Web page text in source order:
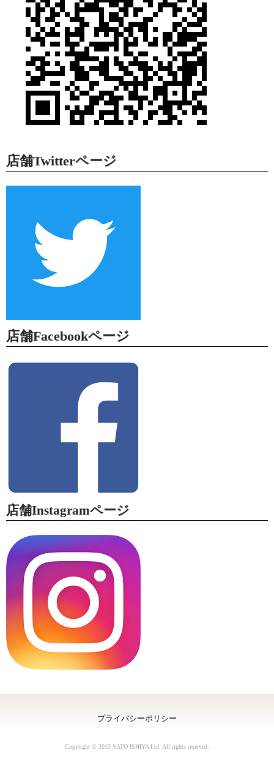
店舗Twitterページ
店舗Facebookページ
店舗Instagramページ
プライバシーポリシー
Copyright © 2015 SATO ISHIYA Ltd. All rights reserved.